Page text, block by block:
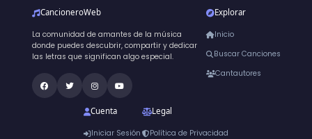
CancioneroWeb
La comunidad de amantes de la música
donde puedes descubrir, compartir y dedicar
las letras que significan algo especial.
Explorar
Inicio
Buscar Canciones
Cantautores
Cuenta
Iniciar Sesión
Legal
Política de Privacidad